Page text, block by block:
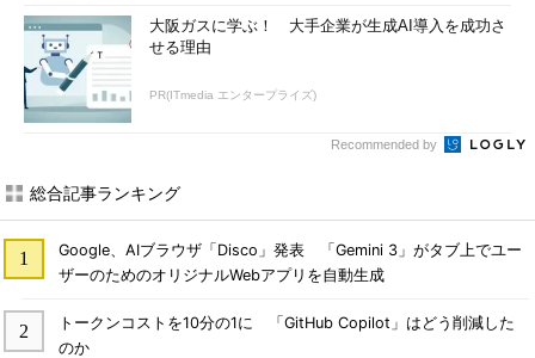
大阪ガスに学ぶ！ 大手企業が生成AI導入を成功さ
せる理由
PR(ITmedia エンタープライズ)
Recommended by
総合記事ランキング
Google、AIブラウザ「Disco」発表 「Gemini 3」がタブ上でユー
ザーのためのオリジナルWebアプリを自動生成
トークンコストを10分の1に 「GitHub Copilot」はどう削減した
のか